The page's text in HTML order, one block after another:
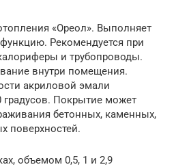
«Ореол». Выполняет
Рекомендуется при
и трубопроводы.
внутри помещения.
акриловой эмали
градусов. Покрытие может
бетонных, каменных,
поверхностей.
объемом 0,5, 1 и 2,9